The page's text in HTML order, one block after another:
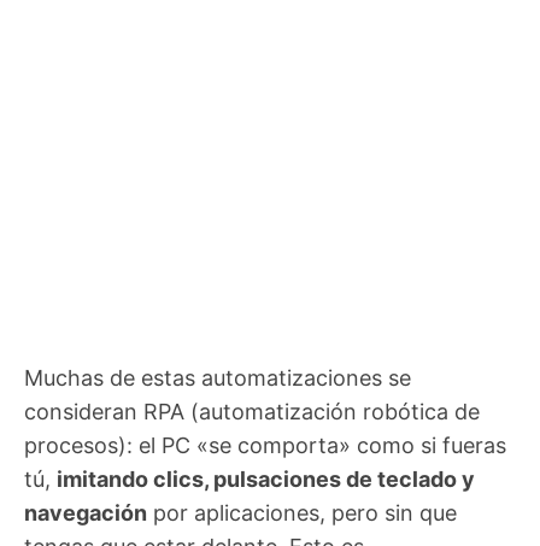
Muchas de estas automatizaciones se
consideran RPA (automatización robótica de
procesos): el PC «se comporta» como si fueras
tú, imitando clics, pulsaciones de teclado y
navegación por aplicaciones, pero sin que